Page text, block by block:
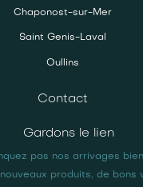
Chaponost-sur-Mer
Saint Genis-Laval
Oullins
Contact
Gardons le lien
pas nos arrivages
produits, de bons